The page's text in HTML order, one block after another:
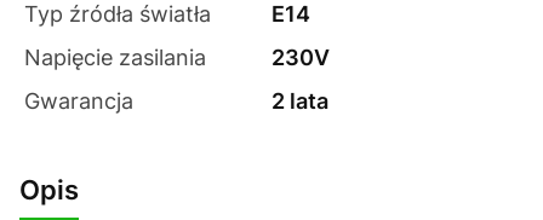
Typ źródła światła
E14
Napięcie zasilania
230V
Gwarancja
2 lata
Opis